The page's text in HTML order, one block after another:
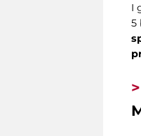
I
5